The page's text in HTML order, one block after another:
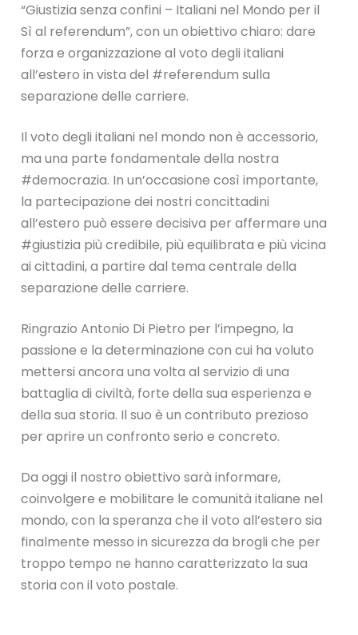
“Giustizia senza confini – Italiani nel Mondo per il
Sì al referendum”, con un obiettivo chiaro: dare
forza e organizzazione al voto degli italiani
all’estero in vista del #referendum sulla
separazione delle carriere.
Il voto degli italiani nel mondo non è accessorio,
ma una parte fondamentale della nostra
#democrazia. In un’occasione così importante,
la partecipazione dei nostri concittadini
all’estero può essere decisiva per affermare una
#giustizia più credibile, più equilibrata e più vicina
ai cittadini, a partire dal tema centrale della
separazione delle carriere.
Ringrazio Antonio Di Pietro per l’impegno, la
passione e la determinazione con cui ha voluto
mettersi ancora una volta al servizio di una
battaglia di civiltà, forte della sua esperienza e
della sua storia. Il suo è un contributo prezioso
per aprire un confronto serio e concreto.
Da oggi il nostro obiettivo sarà informare,
coinvolgere e mobilitare le comunità italiane nel
mondo, con la speranza che il voto all’estero sia
finalmente messo in sicurezza da brogli che per
troppo tempo ne hanno caratterizzato la sua
storia con il voto postale.